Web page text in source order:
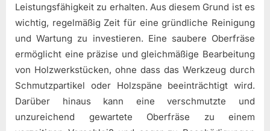
Leistungsfähigkeit zu erhalten. Aus diesem Grund ist es
wichtig, regelmäßig Zeit für eine gründliche Reinigung
und Wartung zu investieren. Eine saubere Oberfräse
ermöglicht eine präzise und gleichmäßige Bearbeitung
von Holzwerkstücken, ohne dass das Werkzeug durch
Schmutzpartikel oder Holzspäne beeinträchtigt wird.
Darüber hinaus kann eine verschmutzte und
unzureichend gewartete Oberfräse zu einem